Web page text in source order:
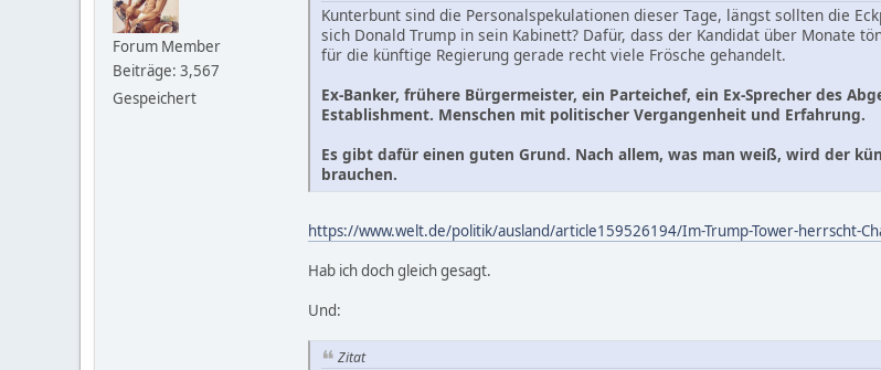
Forum Member
Beiträge: 3,567
Gespeichert
Kunterbunt sind die Personalspekulationen dieser Tage, längst sollten die
sich Donald Trump in sein Kabinett? Dafür, dass der Kandidat über Monate
für die künftige Regierung gerade recht viele Frösche gehandelt.
Ex-Banker, frühere Bürgermeister, ein Parteichef, ein Ex-Sprecher des
Establishment. Menschen mit politischer Vergangenheit und Erfahrung.
Es gibt dafür einen guten Grund. Nach allem, was man weiß, wird der
brauchen.
https://www.welt.de/politik/ausland/article159526194/Im-Trump-Tower-herrscht-
Hab ich doch gleich gesagt.
Und:
Zitat